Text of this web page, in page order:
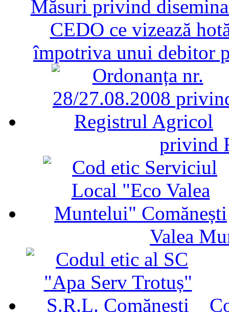
Măsuri privind
CEDO ce vizează
împotriva unui debitor
privind
Valea